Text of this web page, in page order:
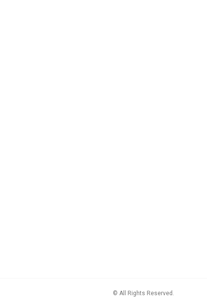
© All Rights Reserved.